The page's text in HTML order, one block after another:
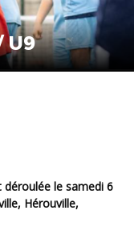
U9
Hérouville,